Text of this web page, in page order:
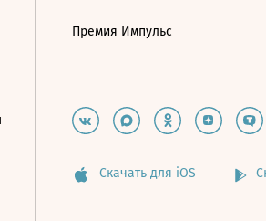
Премия Импульс
Скачать для iOS